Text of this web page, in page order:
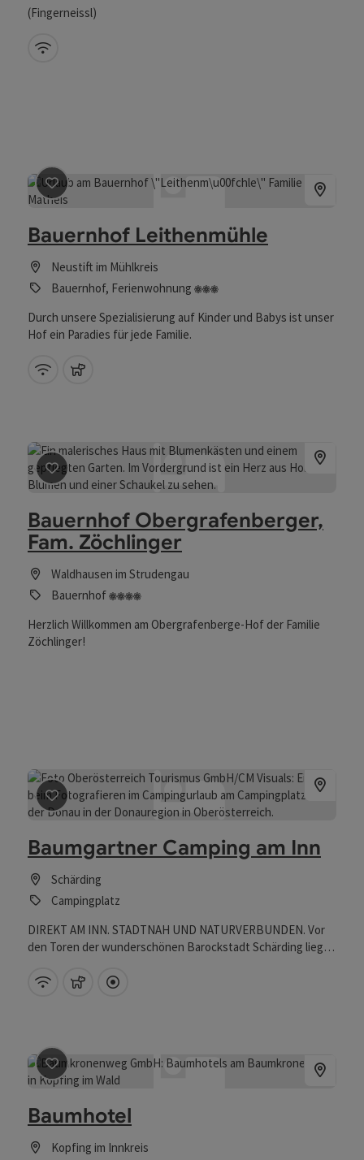
(Fingerneissl)
W-Lan (kostenlos)
Beitrag merken
Bauernhof Leithenmühle
Neustift im Mühlkreis
Bauernhof, Ferienwohnung
3 Blumen
Durch unsere Spezialisierung auf Kinder und Babys ist unser
Hof ein Paradies für jede Familie.
W-Lan (kostenlos)
Beitrag merken: Bauernhof Obergrafenberger, Fam.
Bauernhof Obergrafenberger,
Fam. Zöchlinger
Waldhausen im Strudengau
Bauernhof
4 Blumen
Herzlich Willkommen am Obergrafenberge-Hof der Familie
Zöchlinger!
Beitrag merken: Baumgartner Camping am Inn
Baumgartner Camping am Inn
Schärding
Campingplatz
DIREKT AM INN. STADTNAH UND NATURVERBUNDEN. Vor
den Toren der wunderschönen Barockstadt Schärding liegt
„Inn“. Unser Campingplatz ist ganzjährig für Sie geöffnet und
oder die kulinarischen Highlights erleben möchten – bei uns
finden Sie den perfekten Startpunkt für Ihre
Unternehmungen.
W-Lan (kostenlos)
Haustiere erlaubt
Beitrag merken
Baumhotel
Kopfing im Innkreis